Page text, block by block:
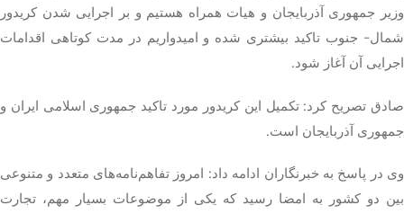
وزیر جمهوری آذربایجان و هیات همراه هستیم و بر اجرایی شدن کریدور
شمال- جنوب تاکید بیشتری شده و امیدواریم در مدت کوتاهی اقدامات
اجرایی آن آغاز شود.
صادق تصریح کرد: تکمیل این کریدور مورد تاکید جمهوری اسلامی ایران و
جمهوری آذربایجان است.
وی در پاسخ به خبرنگاران ادامه داد: امروز تفاهم‌نامه‌های متعدد و متنوعی
بین دو کشور به امضا رسید که یکی از موضوعات بسیار مهم، تجارت